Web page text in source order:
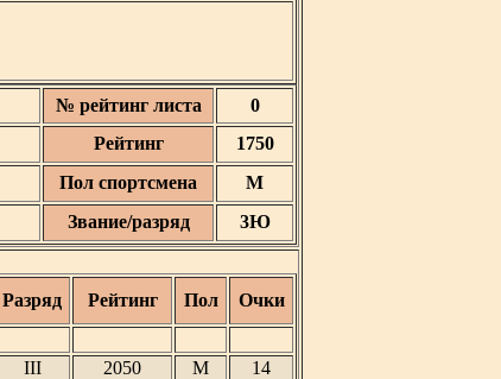
№ рейтинг листа
0
Рейтинг
1750
Пол спортсмена
М
Звание/разряд 3Ю
Разряд Рейтинг Пол
Очки
III 2050 М
14